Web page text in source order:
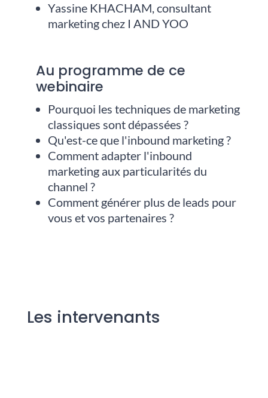
Yassine KHACHAM, consultant
marketing chez I AND YOO
Au programme de ce
webinaire
Pourquoi les techniques de marketing
classiques sont dépassées ?
Qu'est-ce que l'inbound marketing ?
Comment adapter l'inbound
marketing aux particularités du
channel ?
Comment générer plus de leads pour
vous et vos partenaires ?
Les intervenants